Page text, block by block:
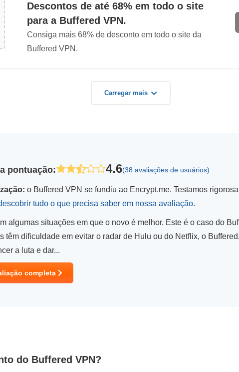
Descontos de até 68% em todo o site
para a Buffered VPN.
Consiga mais 68% de desconto em todo o site da
Buffered VPN.
Carregar mais
pontuação: 4.6(38 avaliações de usuários)
o Buffered VPN se fundiu ao Encrypt.me. Testamos
tudo o que precisa saber em nossa avaliação.
algumas situações em que o novo é melhor. Este é o caso do
têm dificuldade em evitar o radar de Hulu ou do Netflix, o
a luta e dar...
completa
do Buffered VPN?